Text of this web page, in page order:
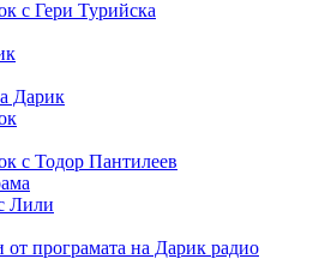
с Гери Турийска
Дарик
с Тодор Пантилеев
Лили
програмата на Дарик радио